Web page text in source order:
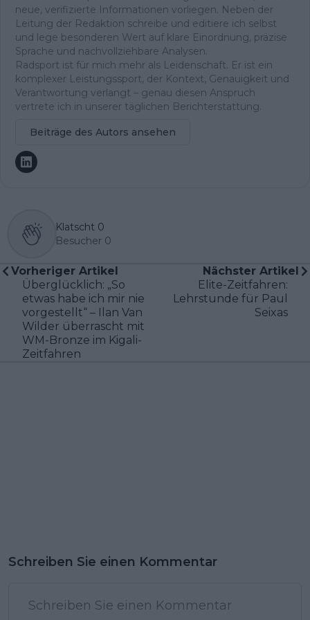
neue, verifizierte Informationen vorliegen. Neben der
Leitung der Redaktion schreibe und editiere ich selbst
und lege besonderen Wert auf klare Einordnung, präzise
Sprache und nachvollziehbare Analysen.
Radsport ist für mich mehr als Leidenschaft. Er ist ein
komplexer Leistungssport, der Kontext, Genauigkeit und
Verantwortung verlangt – genau diesen Anspruch
vertrete ich in unserer täglichen Berichterstattung.
Beiträge des Autors ansehen
Klatscht 0
Besucher 0
Vorheriger Artikel
Überglücklich: „So
etwas habe ich mir nie
vorgestellt“ – Ilan Van
Wilder überrascht mit
WM-Bronze im Kigali-
Zeitfahren
Nächster Artikel
Elite-Zeitfahren:
Lehrstunde für Paul
Seixas
Schreiben Sie einen Kommentar